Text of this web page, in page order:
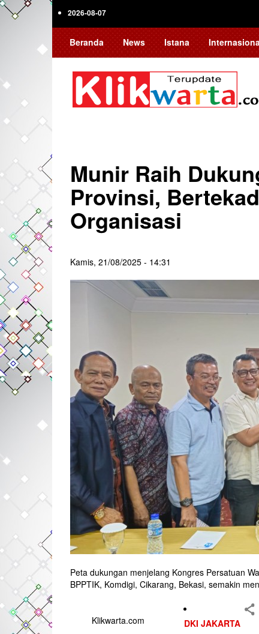
Skip
2026-08-07
Beranda News Istana
Munir Raih
Provinsi,
Organisasi
Kamis, 21/08/2025 - 14:31
Peta dukungan menjelang Kongres Persatuan
BPPTIK, Komdigi, Cikarang, Bekasi, semakin
Klikwarta.com DKI JAKARTA